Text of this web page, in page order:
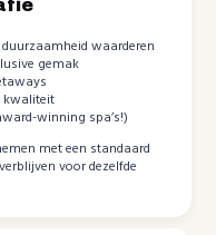
waarderen
gemak
kwaliteit
winning spa’s!)
met een standaard
voor dezelfde